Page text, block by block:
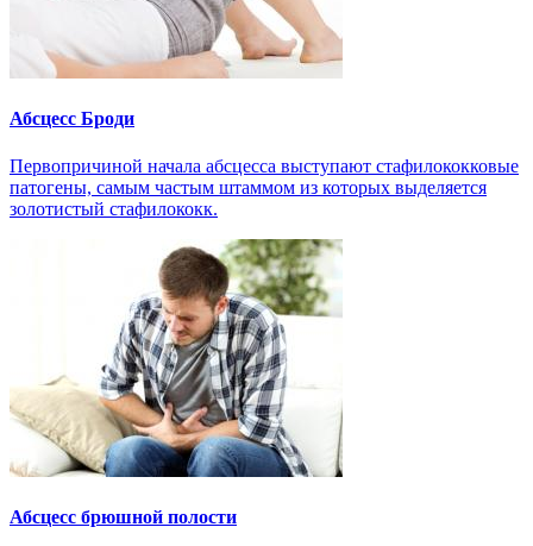
Абсцесс Броди
Первопричиной начала абсцесса выступают стафилококковые
патогены, самым частым штаммом из которых выделяется
золотистый стафилококк.
Абсцесс брюшной полости